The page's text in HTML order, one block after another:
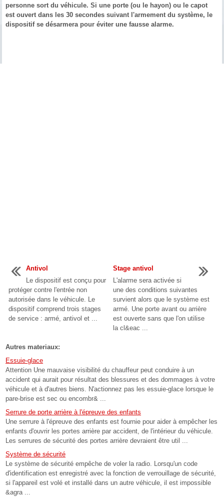
personne sort du véhicule. Si une porte (ou le hayon) ou le capot
est ouvert dans les 30 secondes suivant l'armement du système, le
dispositif se désarmera pour éviter une fausse alarme.
Antivol
Le dispositif est conçu pour
protéger contre l'entrée non
autorisée dans le véhicule. Le
dispositif comprend trois stages
de service : armé, antivol et ...
Stage antivol
L'alarme sera activée si
une des conditions suivantes
survient alors que le système est
armé. Une porte avant ou arrière
est ouverte sans que l'on utilise
la cl&eac ...
Autres materiaux:
Essuie-glace
Attention Une mauvaise visibilité du chauffeur peut conduire à un
accident qui aurait pour résultat des blessures et des dommages à votre
véhicule et à d'autres biens. N'actionnez pas les essuie-glace lorsque le
pare-brise est sec ou encombr& ...
Serrure de porte arrière à l'épreuve des enfants
Une serrure à l'épreuve des enfants est fournie pour aider à empêcher les
enfants d'ouvrir les portes arrière par accident, de l'intérieur du véhicule.
Les serrures de sécurité des portes arrière devraient être util ...
Système de sécurité
Le système de sécurité empêche de voler la radio. Lorsqu'un code
d'identification est enregistré avec la fonction de verrouillage de sécurité,
si l'appareil est volé et installé dans un autre véhicule, il est impossible
&agra ...